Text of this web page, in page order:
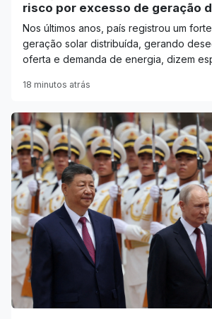
risco por excesso de geração
Nos últimos anos, país registrou um
geração solar distribuída, gerando
oferta e demanda de energia, dizem
18 minutos atrás